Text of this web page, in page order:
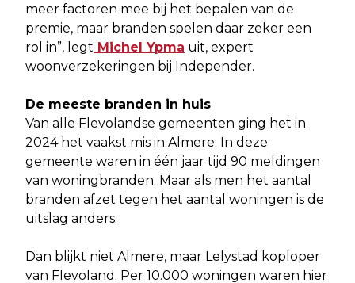
meer factoren mee bij het bepalen van de
premie, maar branden spelen daar zeker een
rol in”, legt Michel Ypma uit, expert
woonverzekeringen bij Independer.
De meeste branden in huis
Van alle Flevolandse gemeenten ging het in
2024 het vaakst mis in Almere. In deze
gemeente waren in één jaar tijd 90 meldingen
van woningbranden. Maar als men het aantal
branden afzet tegen het aantal woningen is de
uitslag anders.
Dan blijkt niet Almere, maar Lelystad koploper
van Flevoland. Per 10.000 woningen waren hier